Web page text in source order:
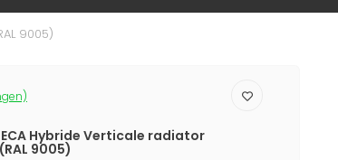
9005)
Hybride Verticale radiator
9005)